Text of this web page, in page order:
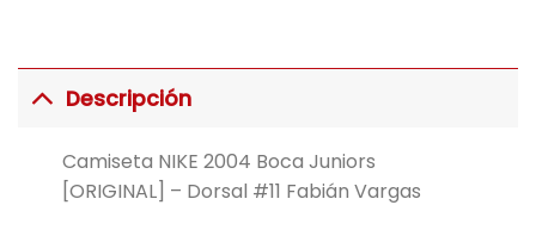
Descripción
Camiseta NIKE 2004 Boca Juniors
[ORIGINAL] – Dorsal #11 Fabián Vargas